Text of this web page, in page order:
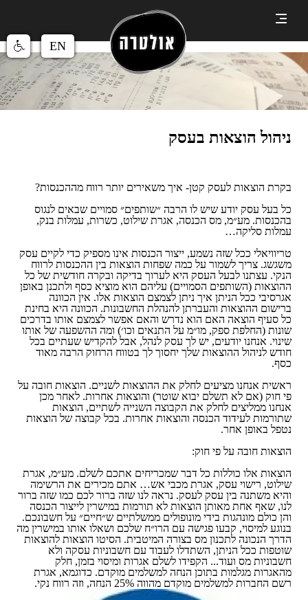
EN
ניהול הוצאות בעסק
בקרת הוצאות לעסק קטן- איך משאירים יותר רווח מההכנסות?
כל בעל עסק יודע שיש לו הרבה ״שותפים״ סמויים שבאים לנגוס
בהכנסות. מע״מ, מס הכנסה, אגרת שילוט, כשרות, עמלות בנק,
עמלות סליקה…
טריוויאלי ככל שזה נשמע, ייצור הכנסות אינו מספיק כדי לקיים עסק
משגשג. צריך לשמור על כמה שפחות הוצאות בין ההכנסות לרווח
הנקי. עצתנו לבעל העסק היא לערוך בדיקה ובקרה חודשית של כל
ההוצאות (השותפים הסמויים) עליהם הוא מוציא כסף ולתכנן באופן
אגרסיבי ככל הניתן איך ניתן לצמצם הוצאות אלו. אין הכוונה
ברישום ההוצאות והעברתן להנהלת החשבונות. הכוונה היא בחינת
כל סעיף הוצאה האם הוא נדרש והאם אפשר לצמצם אותו בדרכים
שונות (החלפת ספק, מו״מ על התנאים וכו׳) ומה ההשפעה של אותו
שינוי. אנחנו יודעים, יש לך עסק לנהל, אבל להקדיש שעתיים בכל
חודש לניהול ההוצאות שלך יחסוך לך בטווח הרחוק הרבה מאוד
כסף.
ראשית אנחנו מציעים לחלק את ההוצאות לשניים. הוצאות חובה על
פי חוק (אם לא תשלם יבוא שוטר) והוצאות אחרות. לאחר מכן
אנחנו ממליצים לחלק את הקבוצה השנייה לשתיים, הוצאות
שתורמות לעידוד הכנסה והוצאות אחרות. בכל קבוצה של הוצאות
נטפל באופן אחר.
הוצאות חובה על פי חוק:
הוצאות אלו כוללות כל דבר שמכריחים אתכם לשלם. מע״מ, אגרת
שילוט, רישוי עסק, אגרת מכבי אש… אתם מכירים את הרשימה
והיא משתנה בין עסק לעסק. נראה לנו שזה ברור לכם כמו שזה ברור
לנו, שאף אחת מאותן הוצאות לא תורמות במישרין לייצור הכנסה
והן כולם מונהגות בידי מונופולים ממשלתיים ש״חיים״ על חשבונכם.
בנוגע למיסוי, קבעו פגישה עם הרו״ח שלכם ושאלו אותו במישרין מה
הדרך הנכונה לתכנון מס בצורה המיטבית. הסיטו הוצאות להוצאות
שוטפות ככל הניתן, השתדלו לעבוד עם חשבוניות עסקה ולא
חשבוניות מס ועוד... הקפידו לשלם אגרות ומיסוי בזמן, חלק
מהאגרות מגלמות בתוכן הנחה למשלמים מוקדם. כדוגמא, אגרת
רשם החברות למשלמים מוקדם מהווה 25% הנחה, וזה רווח נקי.